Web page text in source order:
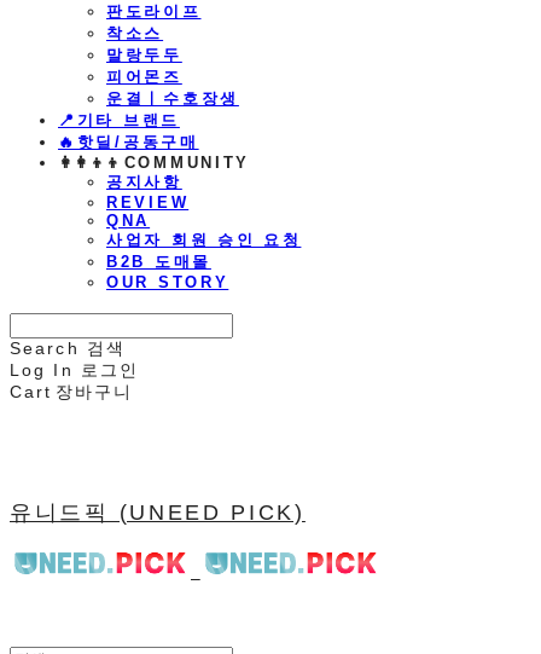
판도라이프
착소스
말랑두두
피어몬즈
운결ㅣ수호장생
📍기타 브랜드
🔥핫딜/공동구매
👩‍👩‍👦‍👦COMMUNITY
공지사항
REVIEW
QNA
사업자 회원 승인 요청
B2B 도매몰
OUR STORY
Search
검색
Log In
로그인
Cart 장바구니
유니드픽 (UNEED PICK)